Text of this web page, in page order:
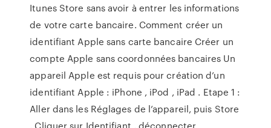
Itunes Store sans avoir à entrer les informations
de votre carte bancaire. Comment créer un
identifiant Apple sans carte bancaire Créer un
compte Apple sans coordonnées bancaires Un
appareil Apple est requis pour création d’un
identifiant Apple : iPhone , iPod , iPad . Etape 1 :
Aller dans les Réglages de l’appareil, puis Store
, Cliquer sur Identifiant , déconnecter